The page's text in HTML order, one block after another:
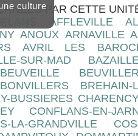
culturePAR CETTE
AFFLEVILLE
ANOUX ARNAVILLE
AVRIL LES
SUR-MAD
BUSSIERES
CONFLANS-EN-
LA-GRANDVILLE